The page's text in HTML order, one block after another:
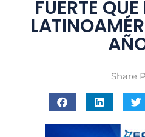
FUERTE
Share